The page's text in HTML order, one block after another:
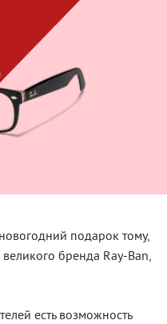
подарок тому,
бренда Ray-Ban,
есть возможность